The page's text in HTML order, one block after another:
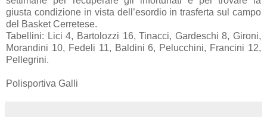
giusta condizione in vista dell’esordio in trasferta sul campo
del Basket Cerretese.
Tabellini: Lici 4, Bartolozzi 16, Tinacci, Gardeschi 8, Gironi,
Morandini 10, Fedeli 11, Baldini 6, Pelucchini, Francini 12,
Pellegrini.
Polisportiva Galli